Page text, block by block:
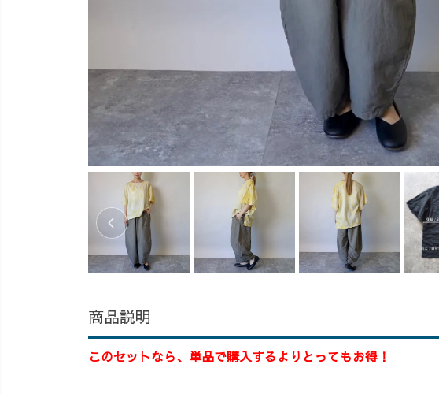
商品説明
このセットなら、単品で購入するよりとってもお得！